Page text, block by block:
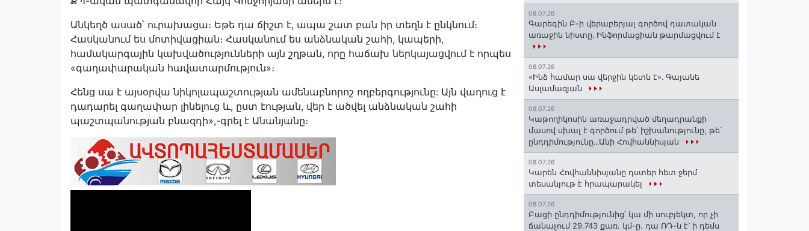
Անկեղծ ասած՝ ուրախացա։ Եթե դա ճիշտ է, ապա շատ բան իր տեղն է ընկնում։
Հասկանում ես մոտիվացիան։ Հասկանում ես անձնական շահի, կապերի,
համակարգային կախվածությունների այն շղթան, որը հաճախ ներկայացվում է որպես
«գաղափարական հավատարմություն»։
Հենց սա է այսօրվա նիկոլապաշտության ամենաբնորոշ ողբերգությունը: Այն վաղուց է
դադարել գաղափար լինելուց և, ըստ էության, վեր է ածվել անձնական շահի
պաշտպանության բնազդի»,-գրել է Անանյանը։
08.07.26
Գարեգին Բ-ի վերաբերյալ գործով դատական
առաջին նիստը․ Ինֆորմացիան թարմացվում է
08.07.26
«Ինձ համար սա վերջին կետն է»․ Գայանե
Ասլամազյան
08.07.26
Կաթողիկոսին առաջադրված մեղադրանքի
մասով սխալ է գործում թե՛ իշխանությունը, թե՛
ընդդիմությունը․․․Անի Հովհաննիսյան
08.07.26
Կարեն Հովհաննիսյանը դստեր հետ ջերմ
տեսանյութ է հրապարակել
08.07.26
Բացի ընդդիմությունից՝ կա մի սուբյեկտ, որ չի
ճանաչում 29.743 քառ. կմ-ը. դա ՌԴ-ն է՝ ի դեմս